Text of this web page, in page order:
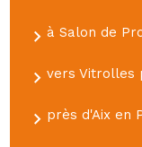
à Salon de
vers Vitrolles
près d'Aix en